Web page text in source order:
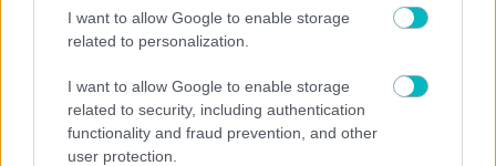
I want to allow Google to enable storage
related to personalization.
I want to allow Google to enable storage
related to security, including authentication
functionality and fraud prevention, and other
user protection.Play Video
Now Playing